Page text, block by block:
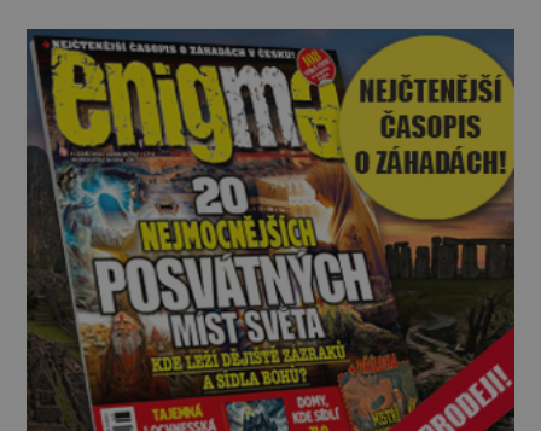
jistotou neví, kdo jej napsal, kdy vznikl ani co
vlastně vypráví. Rohoncský kodex se poprvé
objevuje v roce